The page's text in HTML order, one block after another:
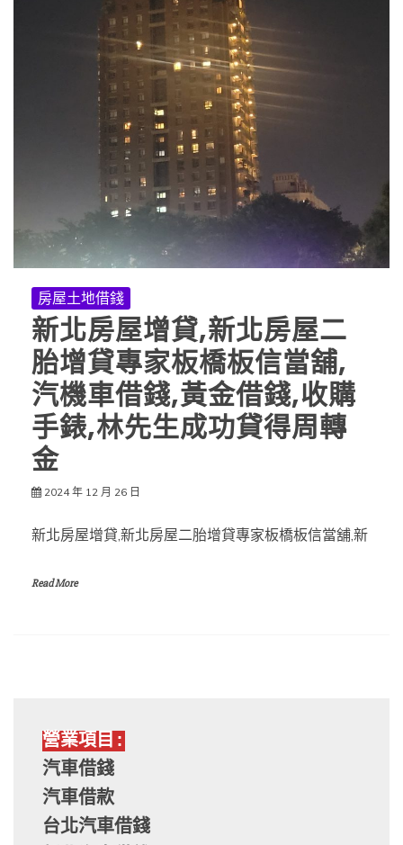
房屋土地借錢
新北房屋增貸,新北房屋二
胎增貸專家板橋板信當舖,
汽機車借錢,黃金借錢,收購
手錶,林先生成功貸得周轉
金
2024 年 12 月 26 日
新北房屋增貸,新北房屋二胎增貸專家板橋板信當舖,新
Read More
營業項目:
汽車借錢
汽車借款
台北汽車借錢